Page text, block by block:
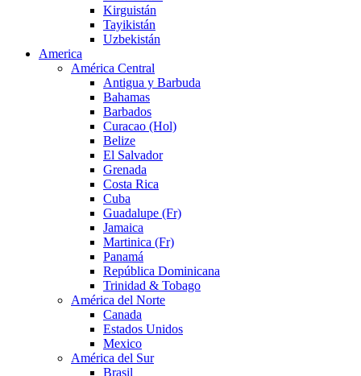
Kirguistán
Tayikistán
Uzbekistán
America
América Central
Antigua y Barbuda
Bahamas
Barbados
Curacao (Hol)
Belize
El Salvador
Grenada
Costa Rica
Cuba
Guadalupe (Fr)
Jamaica
Martinica (Fr)
Panamá
República Dominicana
Trinidad & Tobago
América del Norte
Canada
Estados Unidos
Mexico
América del Sur
Brasil